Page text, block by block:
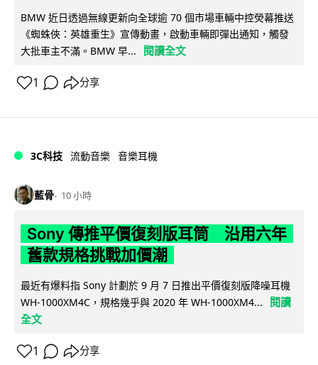
BMW 近日透過無線更新向全球逾 70 個市場車輛中控熒幕推送
《蜘蛛俠：英雄重生》宣傳動畫，啟動車輛即彈出通知，觸發
大批車主不滿。BMW 早...
閱讀全文
1 分享
3C科技 流動音樂 音樂耳機
藍骨 10 小時
Sony 傳推平價復刻版耳筒 沿用六年
舊款規格挑戰加價潮
最近有爆料指 Sony 計劃於 9 月 7 日推出平價復刻版降噪耳機
WH-1000XM4C，規格幾乎與 2020 年 WH-1000XM4...
閱讀
全文
1 分享